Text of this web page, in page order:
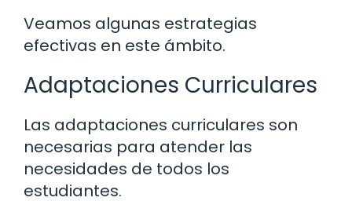
Veamos algunas estrategias
efectivas en este ámbito.
Adaptaciones Curriculares
Las adaptaciones curriculares son
necesarias para atender las
necesidades de todos los
estudiantes.